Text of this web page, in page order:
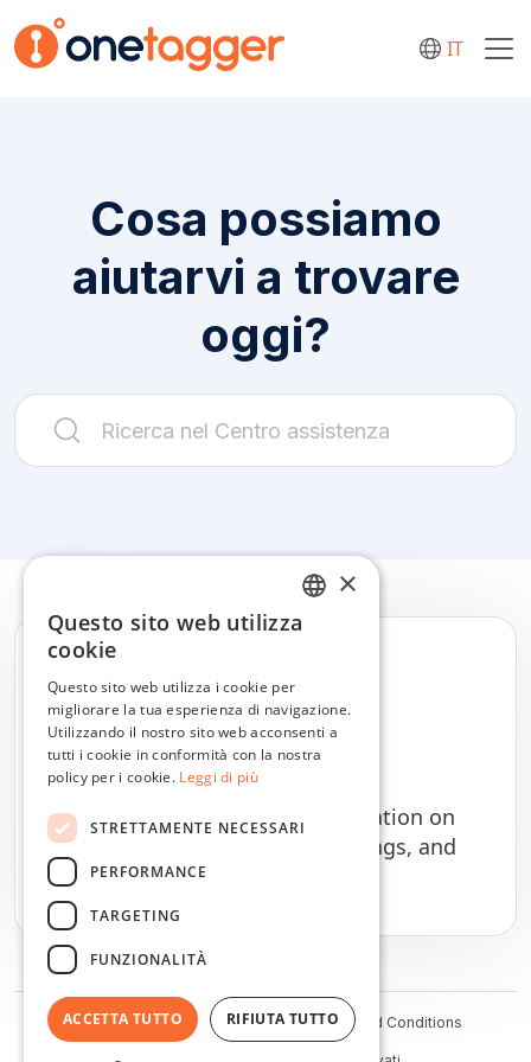
IT
Cosa possiamo
aiutarvi a trovare
oggi?
General
Here you'll find all the information on
getting started, account settings, and
StatusCookie PolicyPrivacy Policy Terms and Conditions
ENGLISH
DANISH
FRENCH
ITALIAN
×
Questo sito web utilizza
cookie
Questo sito web utilizza i cookie per
migliorare la tua esperienza di navigazione.
Utilizzando il nostro sito web acconsenti a
tutti i cookie in conformità con la nostra
policy per i cookie. Leggi di più
STRETTAMENTE NECESSARI
PERFORMANCE
TARGETING
FUNZIONALITÀ
ACCETTA TUTTO RIFIUTA TUTTO